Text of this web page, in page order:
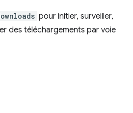
pour initier, surveiller,
des téléchargements par voie